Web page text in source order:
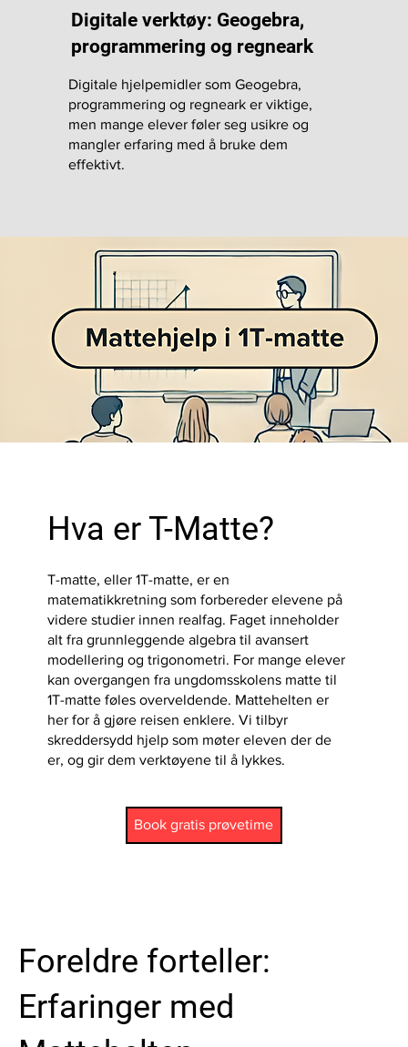
Hva er T-Matte?
T-matte, eller 1T-matte, er en
matematikkretning som forbereder elevene på
videre studier innen realfag. Faget inneholder
alt fra grunnleggende algebra til avansert
modellering og trigonometri. For mange elever
kan overgangen fra ungdomsskolens matte til
1T-matte føles overveldende. Mattehelten er
her for å gjøre reisen enklere. Vi tilbyr
skreddersydd hjelp som møter eleven der de
er, og gir dem verktøyene til å lykkes.
Book gratis prøvetime
Digitale verktøy: Geogebra,
programmering og regneark
Digitale hjelpemidler som Geogebra,
programmering og regneark er viktige,
men mange elever føler seg usikre og
mangler erfaring med å bruke dem
effektivt.
Foreldre forteller:
Erfaringer med